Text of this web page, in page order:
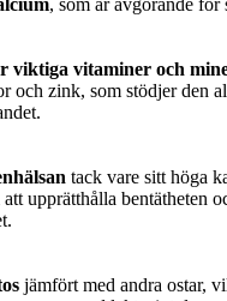
viktiga vitaminer och
och zink, som stödjer den
tack vare sitt höga
upprätthålla bentätheten
jämfört med andra ostar,